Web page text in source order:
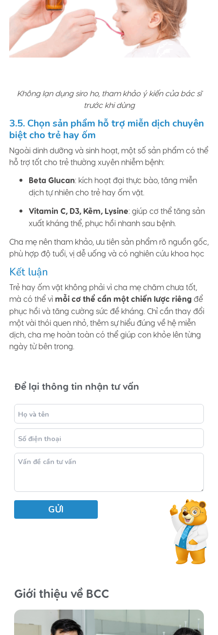
Không lạn dụng siro ho, tham khảo ý kiến của bác sĩ
trước khi dùng
3.5. Chọn sản phẩm hỗ trợ miễn dịch chuyên
biệt cho trẻ hay ốm
Ngoài dinh dưỡng và sinh hoạt, một số sản phẩm có thể
hỗ trợ tốt cho trẻ thường xuyên nhiễm bệnh:
Beta Glucan: kích hoạt đại thực bào, tăng miễn
dịch tự nhiên cho trẻ hay ốm vặt.
Vitamin C, D3, Kẽm, Lysine: giúp cơ thể tăng sản
xuất kháng thể, phục hồi nhanh sau bệnh.
Cha mẹ nên tham khảo, ưu tiên sản phẩm rõ nguồn gốc,
phù hợp độ tuổi, vị dễ uống và có nghiên cứu khoa học
Kết luận
Trẻ hay ốm vặt không phải vì cha mẹ chăm chưa tốt,
mà có thể vì mỗi cơ thể cần một chiến lược riêng để
phục hồi và tăng cường sức đề kháng. Chỉ cần thay đổi
một vài thói quen nhỏ, thêm sự hiểu đúng về hệ miễn
dịch, cha mẹ hoàn toàn có thể giúp con khỏe lên từng
ngày từ bên trong.
Để lại thông tin nhận tư vấn
Giới thiệu về BCC